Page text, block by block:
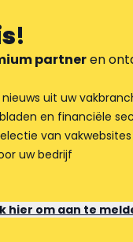
!
partneren
uit uw
en financiële
van vakwebsites
uw bedrijf
hier om aan te